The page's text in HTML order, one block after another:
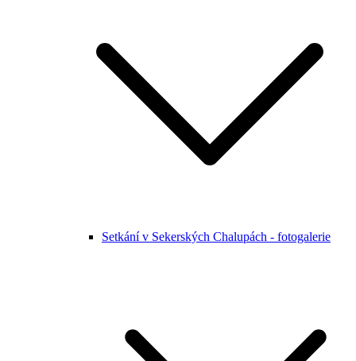
Setkání v Sekerských Chalupách - fotogalerie